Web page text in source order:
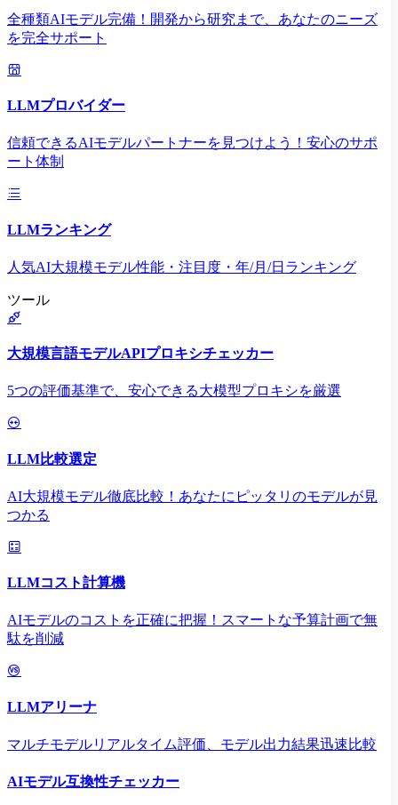
全種類AIモデル完備！開発から研究まで、あなたのニーズ
を完全サポート
LLMプロバイダー
信頼できるAIモデルパートナーを見つけよう！安心のサポ
ート体制
LLMランキング
人気AI大規模モデル性能・注目度・年/月/日ランキング
ツール
大規模言語モデルAPIプロキシチェッカー
5つの評価基準で、安心できる大模型プロキシを厳選
LLM比較選定
AI大規模モデル徹底比較！あなたにピッタリのモデルが見
つかる
LLMコスト計算機
AIモデルのコストを正確に把握！スマートな予算計画で無
駄を削減
LLMアリーナ
マルチモデルリアルタイム評価、モデル出力結果迅速比較
AIモデル互換性チェッカー